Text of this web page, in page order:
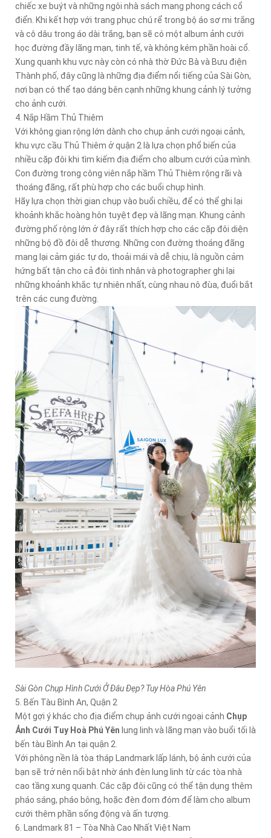
chiếc xe buýt và những ngôi nhà sách mang phong cách cổ
điển. Khi kết hợp với trang phục chú rể trong bộ áo sơ mi trắng
và cô dâu trong áo dài trắng, bạn sẽ có một album ảnh cưới
học đường đầy lãng mạn, tinh tế, và không kém phần hoài cổ.
Xung quanh khu vực này còn có nhà thờ Đức Bà và Bưu điện
Thành phố, đây cũng là những địa điểm nổi tiếng của Sài Gòn,
nơi bạn có thể tạo dáng bên cạnh những khung cảnh lý tưởng
cho ảnh cưới.
4. Nắp Hầm Thủ Thiêm
Với không gian rộng lớn dành cho chụp ảnh cưới ngoại cảnh,
khu vực cầu Thủ Thiêm ở quận 2 là lựa chọn phổ biến của
nhiều cặp đôi khi tìm kiếm địa điểm cho album cưới của mình.
Con đường trong công viên nắp hầm Thủ Thiêm rộng rãi và
thoáng đãng, rất phù hợp cho các buổi chụp hình.
Hãy lựa chọn thời gian chụp vào buổi chiều, để có thể ghi lại
khoảnh khắc hoàng hôn tuyệt đẹp và lãng mạn. Khung cảnh
đường phố rộng lớn ở đây rất thích hợp cho các cặp đôi diện
những bộ đồ đôi dễ thương. Những con đường thoáng đãng
mang lại cảm giác tự do, thoải mái và dễ chịu, là nguồn cảm
hứng bất tận cho cả đôi tình nhân và photographer ghi lại
những khoảnh khắc tự nhiên nhất, cùng nhau nô đùa, đuổi bắt
trên các cung đường.
Sài Gòn Chụp Hình Cưới Ở Đâu Đẹp? Tuy Hòa Phú Yên
5. Bến Tàu Bình An, Quận 2
Một gợi ý khác cho địa điểm chụp ảnh cưới ngoại cảnh Chụp
Ảnh Cưới Tuy Hoà Phú Yên lung linh và lãng mạn vào buổi tối là
bến tàu Bình An tại quận 2.
Với phông nền là tòa tháp Landmark lấp lánh, bộ ảnh cưới của
bạn sẽ trở nên nổi bật nhờ ánh đèn lung linh từ các tòa nhà
cao tầng xung quanh. Các cặp đôi cũng có thể tận dụng thêm
pháo sáng, pháo bông, hoặc đèn đom đóm để làm cho album
cưới thêm phần sống động và ấn tượng.
6. Landmark 81 – Tòa Nhà Cao Nhất Việt Nam